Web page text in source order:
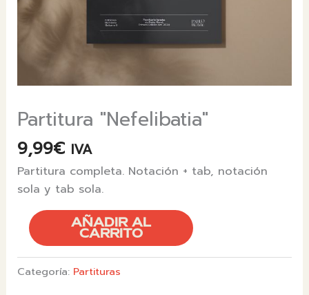
Partitura "Nefelibatia"
9,99€ IVA
Partitura completa. Notación + tab, notación
sola y tab sola.
PARTITURA
"NEFELIBATIA"
CANTIDAD
AÑADIR AL
CARRITO
Categoría: Partituras